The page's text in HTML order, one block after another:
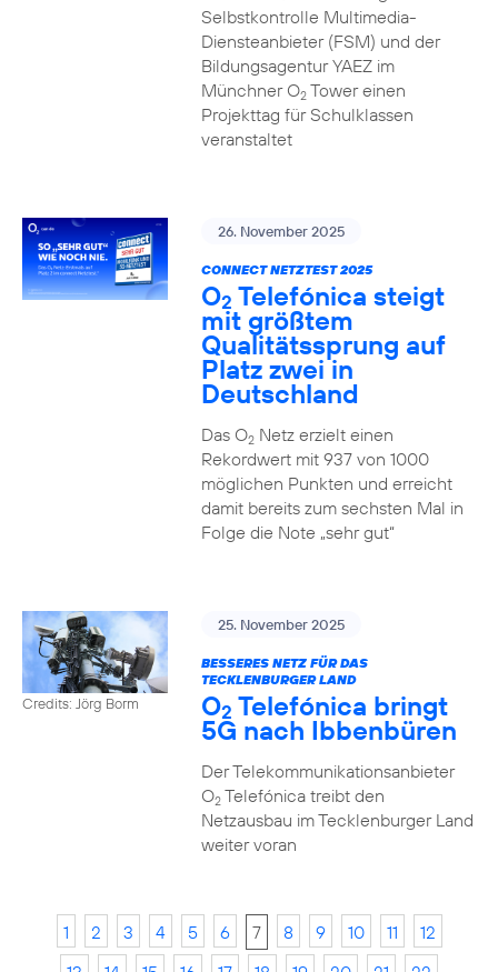
Selbstkontrolle Multimedia-
Diensteanbieter (FSM) und der
Bildungsagentur YAEZ im
Münchner O2Tower einen
Projekttag für Schulklassen
veranstaltet
26. November 2025
CONNECT NETZTEST 2025
O2 Telefónica steigt
mit größtem
Qualitätssprung auf
Platz zwei in
Deutschland
Das O2Netz erzielt einen
Rekordwert mit 937 von 1000
möglichen Punkten und erreicht
damit bereits zum sechsten Mal in
Folge die Note „sehr gut“
Credits: Jörg Borm
25. November 2025
BESSERES NETZ FÜR DAS
TECKLENBURGER LAND
O2 Telefónica bringt
5G nach Ibbenbüren
Der Telekommunikationsanbieter
O2Telefónica treibt den
Netzausbau im Tecklenburger Land
weiter voran
1 2 3 4 5 6 7 8 9 10 11
12